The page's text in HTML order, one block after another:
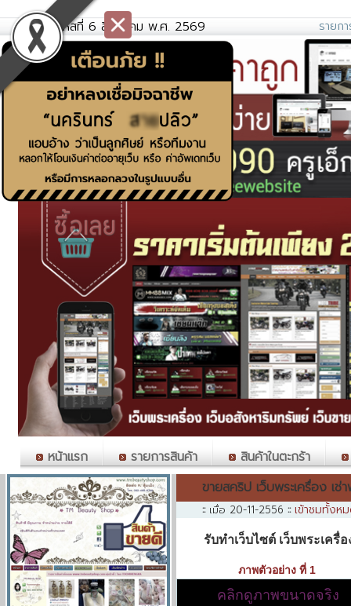
วันพฤหัสที่ 6 สิงหาคม พ.ศ. 2569 รายก
หน้าแรก รายการสินค้า สินค้าในตะกร้า
ขายสคริป เว็บพระเครื่อง เช่า
:: เมื่อ 20-11-2556 :: เข้าชมทั้ง
รับทำเว็บไซต์ เว็บพระเครื่อ
ภาพตัวอย่าง ที่ 1
คลิกดูภาพขนาดจริง